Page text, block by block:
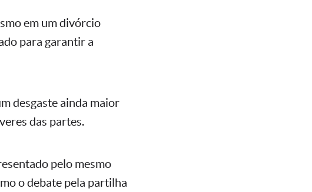
em um divórcio
para garantir a
desgaste ainda maior
das partes.
pelo mesmo
o debate pela partilha